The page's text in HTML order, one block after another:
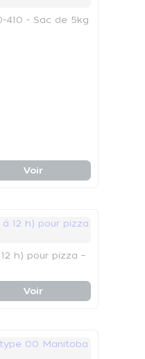
410 - Sac de 5kg
Voir
h) pour pizza –
Voir